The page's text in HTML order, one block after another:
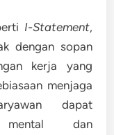
I-Statement,
dengan sopan
kerja yang
menjaga
dapat
mental dan